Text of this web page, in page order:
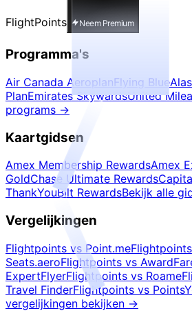
FlightPoints Neem Premium
Programma's
Air Canada AeroplanFlying Blue
PlanEmirates SkywardsUnited
programs →
Kaartgidsen
Amex Membership RewardsAmex
GoldChase Ultimate Rewards
ThankYouBilt RewardsBekijk alle
Vergelijkingen
Flightpoints vs Point.me
Seats.aeroFlightpoints vs
ExpertFlyerFlightpoints vs Roame
Travel FinderFlightpoints vs
vergelijkingen bekijken →